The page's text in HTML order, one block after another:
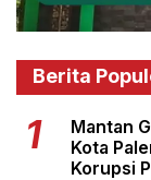
Berita
Mantan
Kota
Korupsi